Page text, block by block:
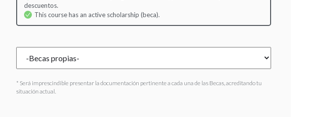
descuentos.
This course has an active scholarship (beca).
* Será imprescindible presentar la documentación pertinente a cada una de las Becas, acreditando tu
situación actual.